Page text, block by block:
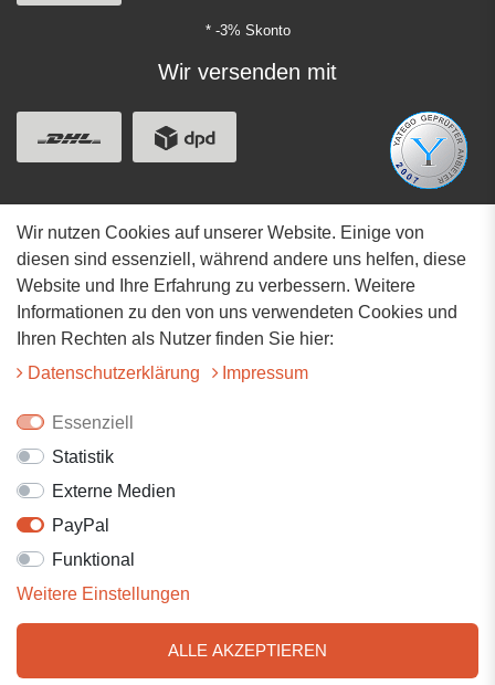
* -3% Skonto
Wir versenden mit
Adresse
Hauptstrasse 34
73117 Wangen
07161-9566068
Wir nutzen Cookies auf unserer Website. Einige von
diesen sind essenziell, während andere uns helfen, diese
Website und Ihre Erfahrung zu verbessern. Weitere
Informationen zu den von uns verwendeten Cookies und
Ihren Rechten als Nutzer finden Sie hier:
Daten­schutz­erklärung
Impressum
Essenziell
Statistik
Externe Medien
PayPal
Funktional
Weitere Einstellungen
ALLE AKZEPTIEREN